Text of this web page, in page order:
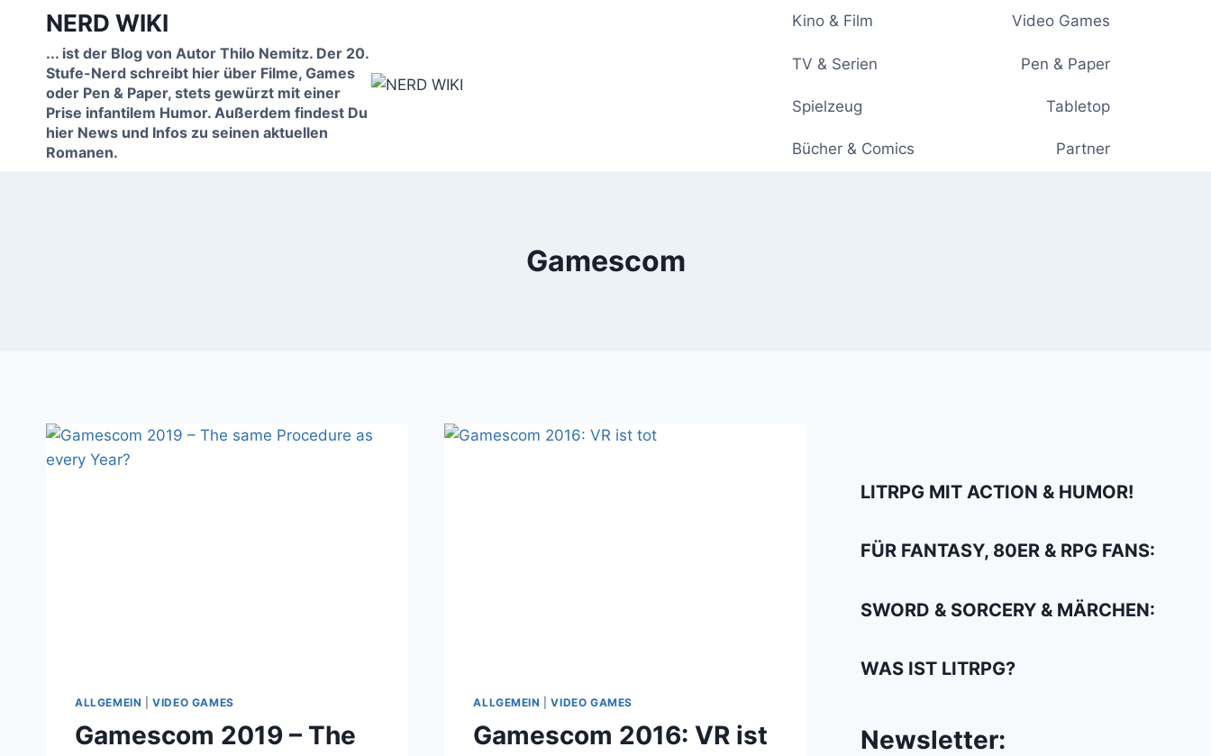
springen
NERD WIKI
... ist der Blog von Autor Thilo Nemitz. Der 20.
Stufe-Nerd schreibt hier über Filme, Games
oder Pen & Paper, stets gewürzt mit einer
Prise infantilem Humor. Außerdem findest Du
hier News und Infos zu seinen aktuellen
Romanen.
Kino & Film Video Games
TV & Serien Pen & Paper
Spielzeug Tabletop
Bücher & Comics Partner
Gamescom
ALLGEMEIN |VIDEO GAMES
Gamescom 2019 – The
ALLGEMEIN |VIDEO GAMES
Gamescom 2016: VR ist
LITRPG MIT ACTION & HUMOR!
FÜR FANTASY, 80ER & RPG FANS:
SWORD & SORCERY & MÄRCHEN:
WAS IST LITRPG?
Newsletter: